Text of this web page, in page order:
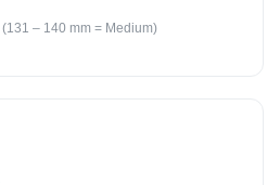
(131 – 140 mm = Medium)